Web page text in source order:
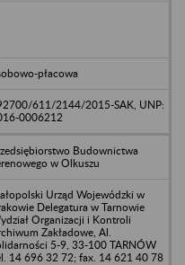
płacowa
611/2144/2015-SAK, UNP:
0006212
Budownictwa
w Olkuszu
Urząd Wojewódzki w
Delegatura w Tarnowie
Organizacji i Kontroli
Zakładowe, Al.
5-9, 33-100 TARNÓW
14 696 32 72; fax. 14 621 40 78